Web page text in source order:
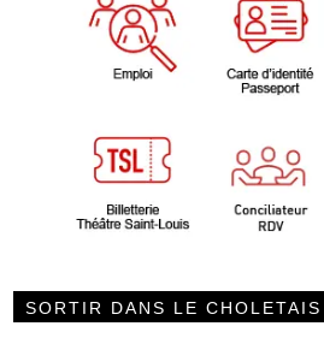
SORTIR DANS LE CHOLETAIS